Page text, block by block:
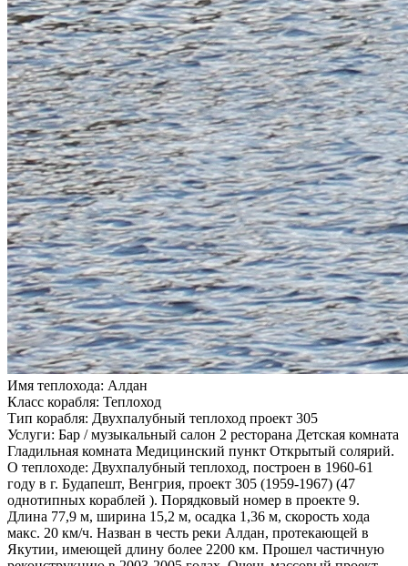
Имя теплохода: Алдан
Класс корабля: Теплоход
Тип корабля: Двухпалубный теплоход проект 305
Услуги: Бар / музыкальный салон 2 ресторана Детская комната
Гладильная комната Медицинский пункт Открытый солярий.
О теплоходе: Двухпалубный теплоход, построен в 1960-61
году в г. Будапешт, Венгрия, проект 305 (1959-1967) (47
однотипных кораблей ). Порядковый номер в проекте 9.
Длина 77,9 м, ширина 15,2 м, осадка 1,36 м, скорость хода
макс. 20 км/ч. Назван в честь реки Алдан, протекающей в
Якутии, имеющей длину более 2200 км. Прошел частичную